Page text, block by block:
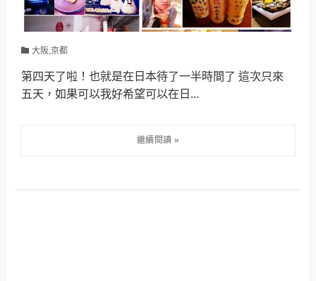
大阪,京都
第四天了啦！也就是在日本待了一半時間了 這次只來
五天，如果可以我好希望可以在日...